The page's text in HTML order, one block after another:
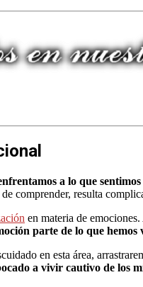
a lo que
comprender, resulta
en materia de
parte de lo que hemos
en esta área,
a vivir cautivo de los